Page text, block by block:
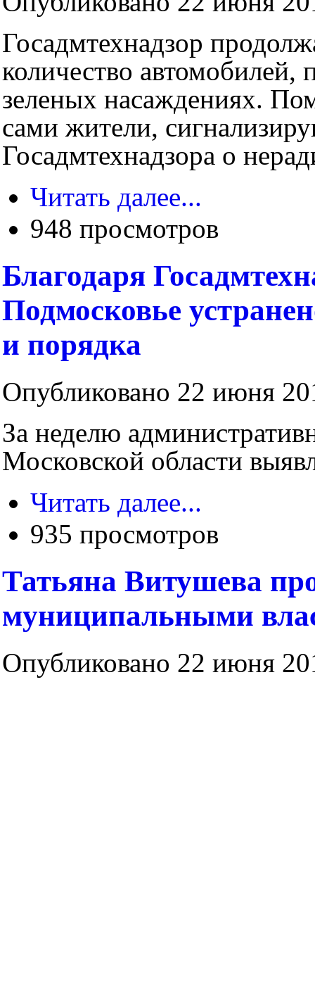
Госадмтехнадзор
количество
зеленых насаждениях.
сами жители,
Госадмтехнадзора о
Читать далее...
948 просмотров
Благодаря
Подмосковье
и порядка
Опубликовано 22 июня
За неделю
Московской области
Читать далее...
935 просмотров
Татьяна Витушева
муниципальными
Опубликовано 22 июня